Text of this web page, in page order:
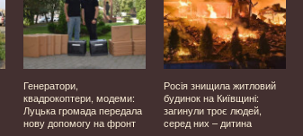
Генератори,
квадрокоптери, модеми:
Луцька громада передала
нову допомогу на фронт
Росія знищила житловий
будинок на Київщині:
загинули троє людей,
серед них – дитина